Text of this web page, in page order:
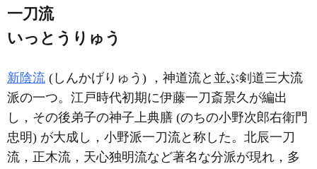
一刀流
いっとうりゅう
新陰流 (しんかげりゅう) ，神道流と並ぶ剣道三大流
派の一つ。江戸時代初期に伊藤一刀斎景久が編出
し，その後弟子の神子上典膳 (のちの小野次郎右衛門
忠明) が大成し，小野派一刀流と称した。北辰一刀
流，正木流，天心独明流など著名な分派が現れ，多